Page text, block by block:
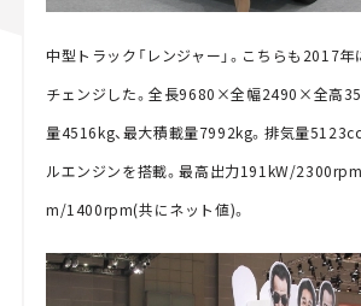
中型トラック「レンジャー」。こちらも2017
チェンジした。全長9680×全幅2490×全高
量4516kg、最大積載量7992kg。排気量5123cc
ルエンジンを搭載。最高出力191kW/2300rpm
m/1400rpm(共にネット値)。